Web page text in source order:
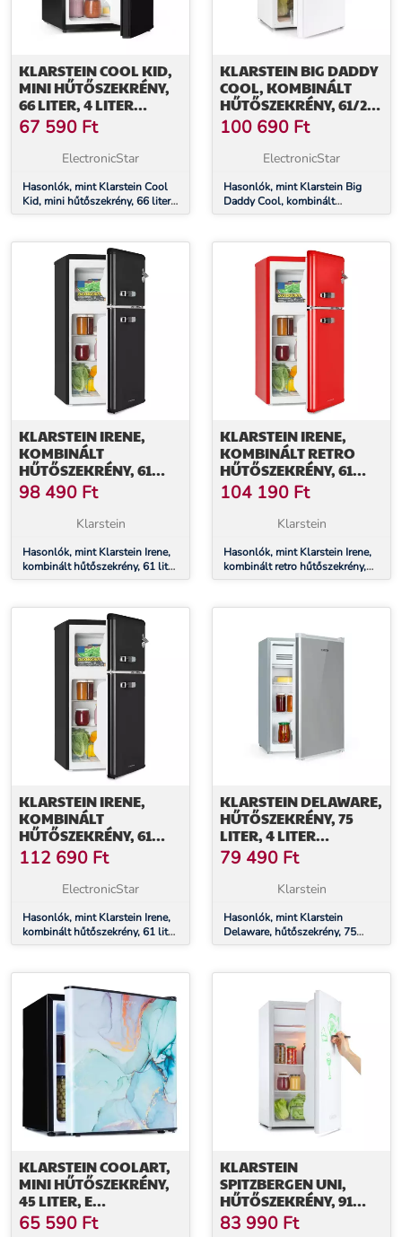
KLARSTEIN COOL KID,
MINI HŰTŐSZEKRÉNY,
66 LITER, 4 LITER
FAGYASZTÓREKESZ, 41
DB, F
ENERGIAHATÉKONYSÁGI
67 590 Ft
ElectronicStar
Hasonlók, mint Klarstein Cool
Kid, mini hűtőszekrény, 66 liter,
4 liter fagyasztórekesz, 41 dB, F
fekete
KLARSTEIN BIG DADDY
COOL, KOMBINÁLT
HŰTŐSZEKRÉNY, 61/26
LITERES, 40 DB, F
ENERGIAHATÉKONYSÁGI
OSZTÁLY, FEHÉR
100 690 Ft
ElectronicStar
Hasonlók, mint Klarstein Big
Daddy Cool, kombinált
hűtőszekrény, 61/26 literes, 40
osztály, fehér
KLARSTEIN IRENE,
KOMBINÁLT
HŰTŐSZEKRÉNY, 61
LITER HŰTŐSZEKRÉNY,
25 LITER FAGYASZTÓ,
RETRO, PIROS
98 490 Ft
Klarstein
Hasonlók, mint Klarstein Irene,
kombinált hűtőszekrény, 61 liter
hűtőszekrény, 25 liter fagyasztó,
KLARSTEIN IRENE,
KOMBINÁLT RETRO
HŰTŐSZEKRÉNY, 61
LITER HŰTŐSZEKRÉNY,
25 LITER FAGYASZTÓ,
104 190 Ft
Klarstein
Hasonlók, mint Klarstein Irene,
kombinált retro hűtőszekrény,
61 liter hűtőszekrény, 25 liter
KLARSTEIN IRENE,
KOMBINÁLT
HŰTŐSZEKRÉNY, 61
LITER HŰTŐSZEKRÉNY,
25 LITER FAGYASZTÓ,
RETRO, PIROS
112 690 Ft
ElectronicStar
Hasonlók, mint Klarstein Irene,
kombinált hűtőszekrény, 61 liter
hűtőszekrény, 25 liter fagyasztó,
KLARSTEIN DELAWARE,
HŰTŐSZEKRÉNY, 75
LITER, 4 LITER
FAGYASZTÓ, E
ENERGIAHATÉKONYSÁGI
OSZTÁLY,
79 490 Ft
Klarstein
Hasonlók, mint Klarstein
Delaware, hűtőszekrény, 75
liter, 4 liter fagyasztó, E
kompresszió hűtés
KLARSTEIN COOLART,
MINI HŰTŐSZEKRÉNY,
45 LITER, E
ENERGIAHATÉKONYSÁGI
65 590 Ft
KLARSTEIN
SPITZBERGEN UNI,
HŰTŐSZEKRÉNY, 91
LITER, 10 LITER
83 990 Ft